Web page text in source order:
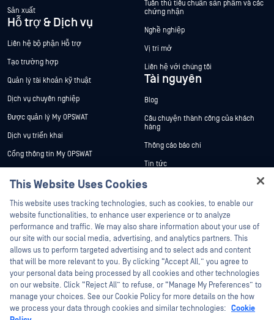
Sản xuất
Hỗ trợ & Dịch vụ
Liên hệ bộ phận Hỗ trợ
Tạo trường hợp
Quản lý tài khoản kỹ thuật
Dịch vụ chuyên nghiệp
Được quản lý My OPSWAT
Dịch vụ triển khai
Cổng thông tin My OPSWAT
Đào tạo
Chương trình Xử lý Lỗ hổng Bảo mật
Đối tác
Chứng nhận
Đối tác công nghệ
Chương trình đối tác kênh phân phối
Tuân thủ tiêu chuẩn sản phẩm và các
chứng nhận
Nghề nghiệp
Vị trí mở
Liên hệ với chúng tôi
Tài nguyên
Blog
Câu chuyện thành công của khách
hàng
Thông cáo báo chí
Tin tức
Sự kiện
Hội thảo trên trực tuyến
Datasheets
White Papers
Công cụ miễn phí
©2026 OPSWAT Công ty TNHH. Mọi quyền được bảo lưu. OPSWAT , MetaDefender
Metascan, MetaAccess , cái OPSWAT Logo, Không tin tưởng bất kỳ tệp tin nào.
This Website Uses Cookies
This website uses tracking technologies, such as cookies, to enable our
website functionalities, to enhance user experience or to analyze
performance and traffic. We may also share information about your use of
our site with our social media, advertising, and analytics partners. This
allows us to perform targeted advertising and to select ads and content
that will be more relevant to you. By clicking “Accept All,” you agree to
your personal data being processed by all cookies and other technologies
on our website. Click “Reject All” to refuse, or “Manage My Preferences” to
manage your choices. See our Cookie Policy for more details on the how
we process your data through cookies and similar technologies: Cookie
Hey there!
I'm Ozzy, your OPSWAT virtual assistant.
How can I help you secure what's critical
today?